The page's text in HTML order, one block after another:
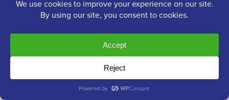
Mi-a plăcut, de asemenea, cât de mult context are la
dispoziție AI-ul. Poate inspecta plugin-uri, teme, fișiere
media, setări SEO, date WooCommerce și chiar